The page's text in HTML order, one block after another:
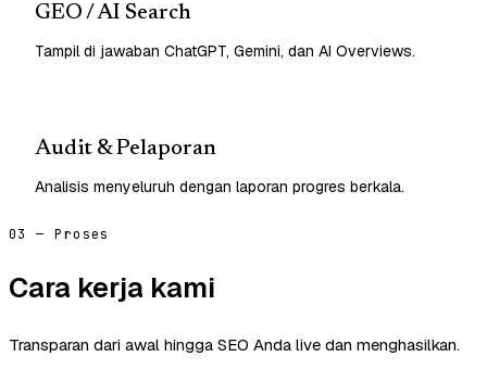
GEO / AI Search
Tampil di jawaban ChatGPT, Gemini, dan AI Overviews.
Audit & Pelaporan
Analisis menyeluruh dengan laporan progres berkala.
03 — Proses
Cara kerja kami
Transparan dari awal hingga SEO Anda live dan menghasilkan.